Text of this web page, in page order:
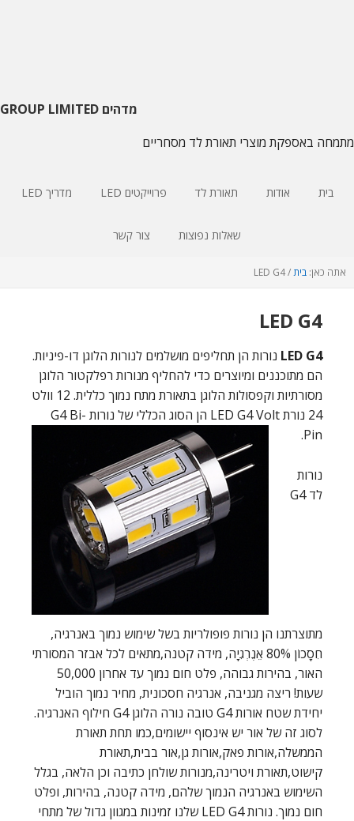
מדהים GROUP LIMITED
מתמחה באספקת מוצרי תאורת לד מסחריים
בית אודות תאורת לד פרוייקטים LED מדריך LED
שאלות נפוצות צור קשר
אתה כאן: בית/
LED G4
LED G4
LED G4 נורות הן תחליפים מושלמים לנורות הלוגן דו-פיניות.
הם מתוכננים ומיוצרים כדי להחליף מנורות רפלקטור הלוגן
מסורתיות וקפסולות הלוגן בתאורת מתח נמוך כללית. 12 וולט
24 נורת LED G4 Volt הן הסוג הכללי של נורות G4 Bi-
Pin.
נורות
לד G4
מתוצרתנו הן נורות פופולריות בשל שימוש נמוך באנרגיה,
חִסָכוֹן 80% אֵנֶרְגִיָה, מידה קטנה,מתאים לכל אבזר המסורתי
האור, בהירות גבוהה, פלט חום נמוך עד אחרון 50,000
שעות! ריצה מגניבה, אנרגיה חסכונית, מחיר נמוך הוביל
יחידת שטח אורות G4 טובה נורה הלוגן G4 חילוף האנרגיה.
לסוג זה של אור יש אינסוף יישומים,כמו תחת תאורת
הממשלה,אורות פאק,אורות גן,אור בבית,תאורת
קישוט,תאורת ויטרינה,מנורות שולחן כתיבה וכן הלאה, בגלל
השימוש באנרגיה הנמוך שלהם, מידה קטנה, בהירות, ופלט
חום נמוך. נורות LED G4 שלנו זמינות במגוון גדול של מתחי